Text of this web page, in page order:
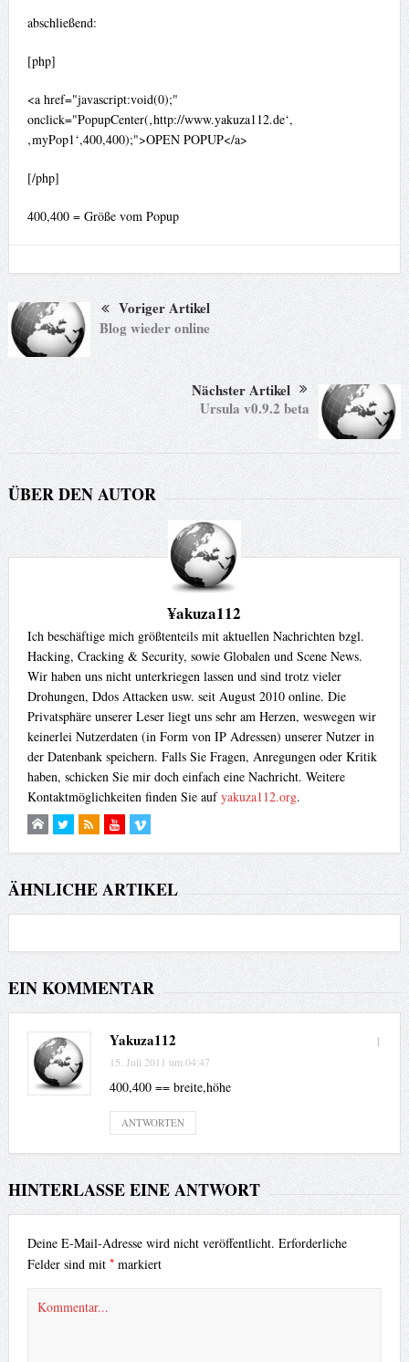
abschließend:
[php]
<a href="javascript:void(0);"
onclick="PopupCenter(‚http://www.yakuza112.de‘,
‚myPop1‘,400,400);">OPEN POPUP</a>
[/php]
400,400 = Größe vom Popup
Voriger Artikel
Blog wieder online
Nächster Artikel
Ursula v0.9.2 beta
ÜBER DEN AUTOR
¥akuza112
Ich beschäftige mich größtenteils mit aktuellen Nachrichten bzgl.
Hacking, Cracking & Security, sowie Globalen und Scene News.
Wir haben uns nicht unterkriegen lassen und sind trotz vieler
Drohungen, Ddos Attacken usw. seit August 2010 online. Die
Privatsphäre unserer Leser liegt uns sehr am Herzen, weswegen wir
keinerlei Nutzerdaten (in Form von IP Adressen) unserer Nutzer in
der Datenbank speichern. Falls Sie Fragen, Anregungen oder Kritik
haben, schicken Sie mir doch einfach eine Nachricht. Weitere
Kontaktmöglichkeiten finden Sie aufyakuza112.org.
ÄHNLICHE ARTIKEL
EIN KOMMENTAR
1
Yakuza112
15. Juli 2011 um 04:47
400,400 == breite,höhe
ANTWORTEN
HINTERLASSE EINE ANTWORT
Deine E-Mail-Adresse wird nicht veröffentlicht. Erforderliche
Felder sind mit *markiert